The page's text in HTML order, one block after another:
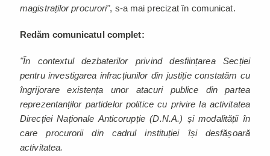
magistraților procurori", s-a mai precizat în comunicat.
Redăm comunicatul complet:
"În contextul dezbaterilor privind desființarea Secției
pentru investigarea infracțiunilor din justiție constatăm cu
îngrijorare existența unor atacuri publice din partea
reprezentanților partidelor politice cu privire la activitatea
Direcției Naționale Anticorupție (D.N.A.) și modalității în
care procurorii din cadrul instituției își desfășoară
activitatea.